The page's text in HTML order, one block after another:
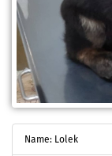
Name: Lolek